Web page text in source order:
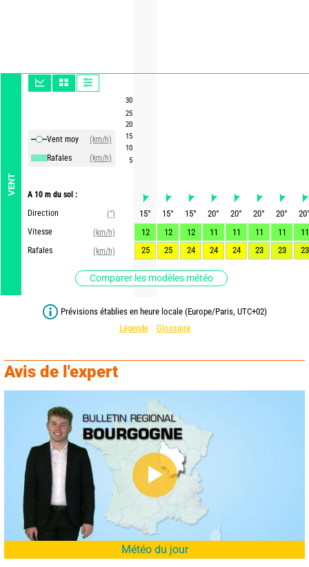
VENT
Vent moy
(km/h)
Rafales
(km/h)
A 10 m du sol :
Direction
(°)
Vitesse
(km/h)
Rafales
(km/h)
Comparer les modèles météo
30
25
20
15
10
5
15° 15° 15° 20° 20° 20° 20° 20
12
12 12 11 11 11 11
11
25
25 24 24 24 23 23 23
Prévisions établies en heure locale (Europe/Paris, UTC+02)
Légende
Glossaire
Avis de l'expert
Météo du jour